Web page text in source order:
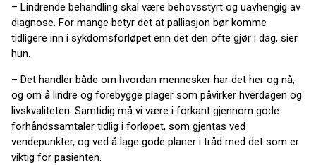
– Lindrende behandling skal være behovsstyrt og uavhengig av
diagnose. For mange betyr det at palliasjon bør komme
tidligere inn i sykdomsforløpet enn det den ofte gjør i dag, sier
hun.
– Det handler både om hvordan mennesker har det her og nå,
og om å lindre og forebygge plager som påvirker hverdagen og
livskvaliteten. Samtidig må vi være i forkant gjennom gode
forhåndssamtaler tidlig i forløpet, som gjentas ved
vendepunkter, og ved å lage gode planer i tråd med det som er
viktig for pasienten.